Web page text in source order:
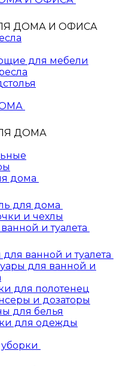
ДОМА И ОФИСА
для мебели
ДОМА
дома
для дома
и чехлы
и туалета
для ванной и туалета
для ванной и
для полотенец
и дозаторы
для белья
для одежды